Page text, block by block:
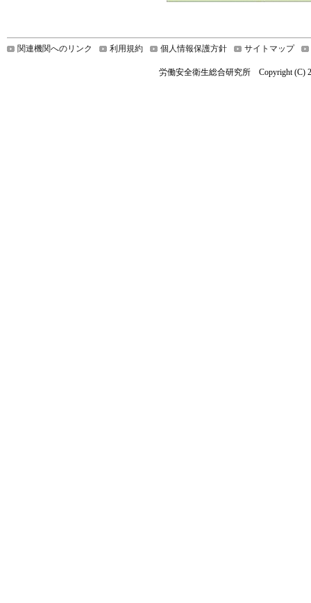
関連機関へのリンク 利用規約 個人情報保護方針 サイトマップ
労働安全衛生総合研究所 Copyright (C)